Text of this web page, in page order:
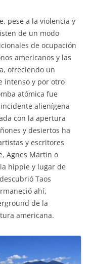
pese a la violencia y
de un modo
de ocupación
americanos y las
ofreciendo un
intenso y por otro
atómica fue
alienígena
con la apertura
y desiertos ha
y escritores
Agnes Martin o
hippie y lugar de
Taos
ahí,
de la
americana.